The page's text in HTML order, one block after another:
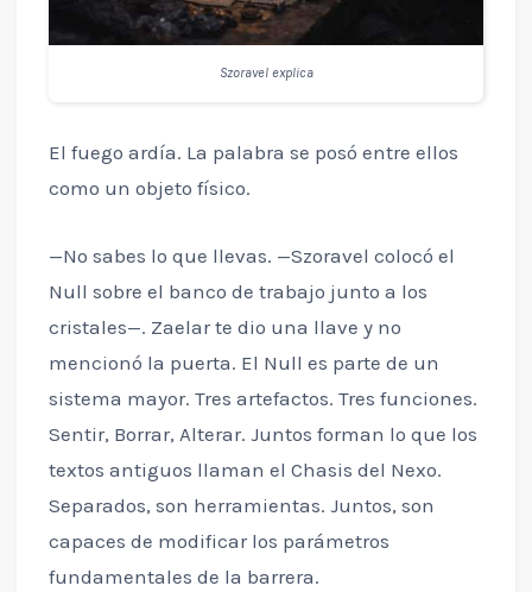
Szoravel explica
El fuego ardía. La palabra se posó entre ellos
como un objeto físico.
—No sabes lo que llevas. —Szoravel colocó el
Null sobre el banco de trabajo junto a los
cristales—. Zaelar te dio una llave y no
mencionó la puerta. El Null es parte de un
sistema mayor. Tres artefactos. Tres funciones.
Sentir, Borrar, Alterar. Juntos forman lo que los
textos antiguos llaman el Chasis del Nexo.
Separados, son herramientas. Juntos, son
capaces de modificar los parámetros
fundamentales de la barrera.